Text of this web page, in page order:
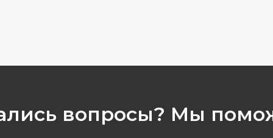
вопросы? Мы